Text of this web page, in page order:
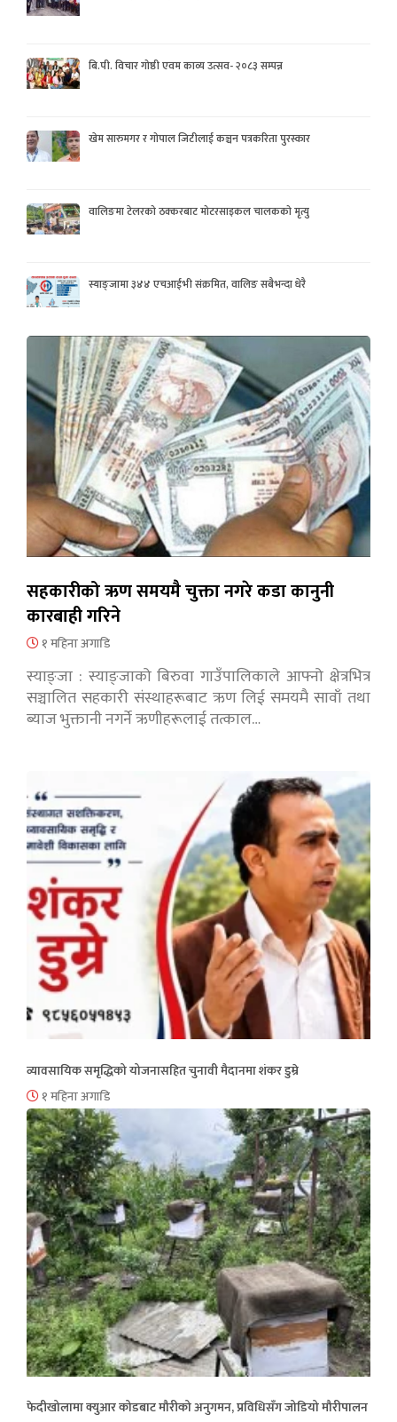
बि.पी. विचार गोष्ठी एवम काव्य उत्सव- २०८३ सम्पन्न
खेम सारुमगर र गोपाल जिटीलाई कञ्चन पत्रकरिता पुरस्कार
वालिङमा टेलरको ठक्करबाट मोटरसाइकल चालकको मृत्यु
स्याङ्जामा ३४४ एचआईभी संक्रमित, वालिङ सबैभन्दा धेरै
सहकारीको ऋण समयमै चुक्ता नगरे कडा कानुनी
कारबाही गरिने
१ महिना अगाडि
स्याङ्जा : स्याङ्जाको बिरुवा गाउँपालिकाले आफ्नो क्षेत्रभित्र
सञ्चालित सहकारी संस्थाहरूबाट ऋण लिई समयमै सावाँ तथा
ब्याज भुक्तानी नगर्ने ऋणीहरूलाई तत्काल…
व्यावसायिक समृद्धिको योजनासहित चुनावी मैदानमा शंकर डुम्रे
१ महिना अगाडि
फेदीखोलामा क्युआर कोडबाट मौरीको अनुगमन, प्रविधिसँग जोडियो मौरीपालन